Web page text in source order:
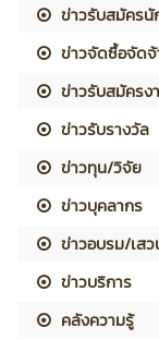
ข่าวรับสมัครนั
ข่าวจัดซื้อจัด
ข่าวรับสมัครง
ข่าวรับรางวัล
ข่าวทุน/วิจัย
ข่าวบุคลากร
ข่าวอบรม/เสว
ข่าวบริการ
คลังความรู้